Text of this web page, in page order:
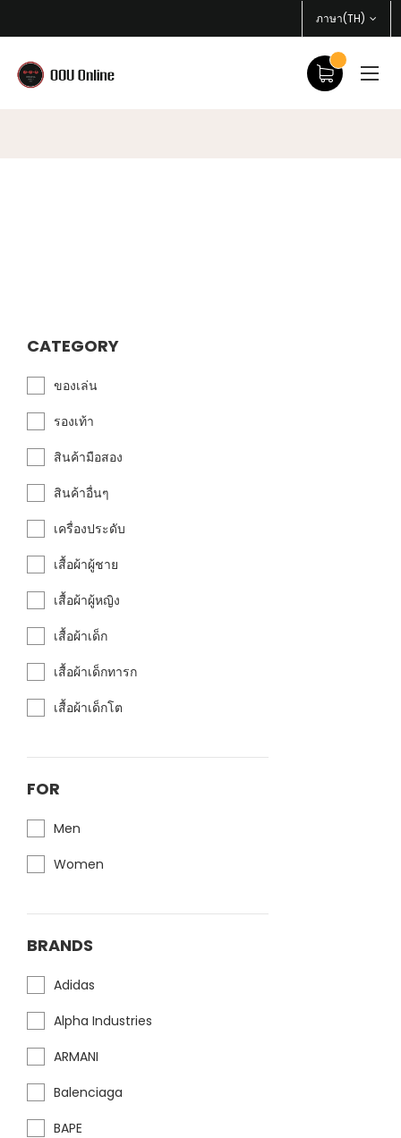
ภาษา(TH)
CATEGORY
ของเล่น
รองเท้า
สินค้ามือสอง
สินค้าอื่นๆ
เครื่องประดับ
เสื้อผ้าผู้ชาย
เสื้อผ้าผู้หญิง
เสื้อผ้าเด็ก
เสื้อผ้าเด็กทารก
เสื้อผ้าเด็กโต
FOR
Men
Women
BRANDS
Adidas
Alpha Industries
ARMANI
Balenciaga
BAPE